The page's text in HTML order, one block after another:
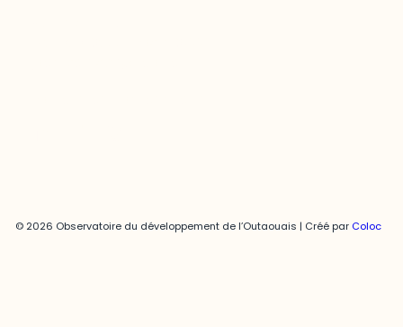
© 2026 Observatoire du développement de l’Outaouais | Créé par Coloc